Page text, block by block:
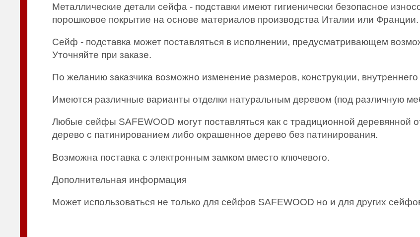
Металлические детали сейфа - подставки имеют гигиенически безопасное
порошковое покрытие на основе материалов производства Италии или Франции.
Сейф - подставка может поставляться в исполнении, предусматривающем
Уточняйте при заказе.
По желанию заказчика возможно изменение размеров, конструкции, внутреннего
Имеются различные варианты отделки натуральным деревом (под различную
Любые сейфы SAFEWOOD могут поставляться как с традиционной деревянной
дерево с патинированием либо окрашенное дерево без патинирования.
Возможна поставка с электронным замком вместо ключевого.
Дополнительная информация
Может использоваться не только для сейфов SAFEWOOD но и для других